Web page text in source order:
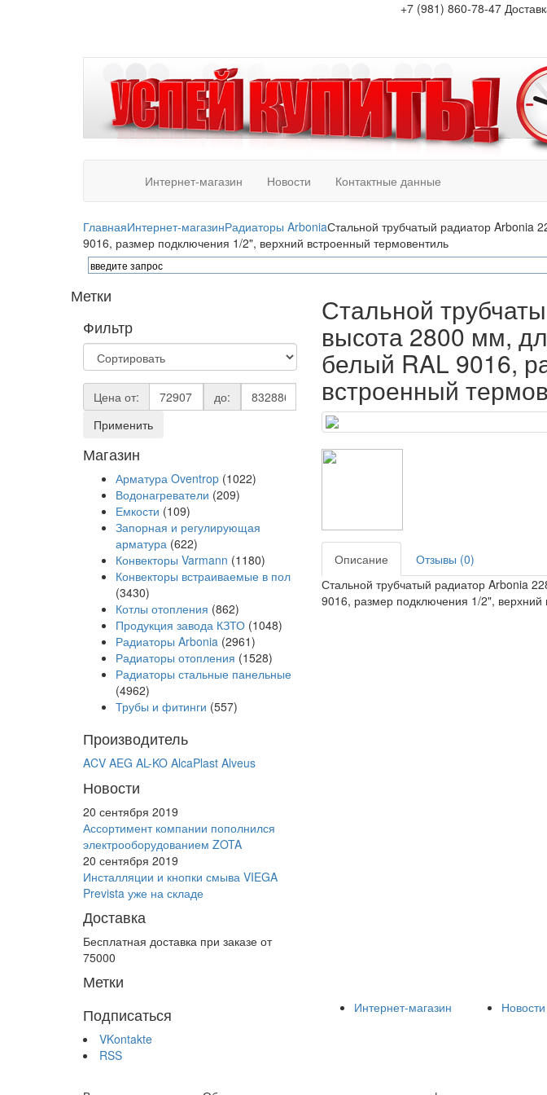
+7 (981) 860-78-47
Интернет-магазин Новости Контактные данные
ГлавнаяИнтернет-магазинРадиаторы ArboniaСтальной трубчатый радиатор
9016, размер подключения 1/2", верхний встроенный термовентиль
Метки
Фильтр
Цена от:
до:
Применить
Магазин
Арматура Oventrop (1022)
Водонагреватели (209)
Емкости (109)
Запорная и регулирующая
арматура (622)
Конвекторы Varmann (1180)
Конвекторы встраиваемые в пол
(3430)
Котлы отопления (862)
Продукция завода КЗТО (1048)
Радиаторы Arbonia (2961)
Радиаторы отопления (1528)
Радиаторы стальные панельные
(4962)
Трубы и фитинги (557)
Производитель
ACV AEG AL-KO AlcaPlast Alveus
Новости
20 сентября 2019
Ассортимент компании пополнился
электрооборудованием ZOTA
20 сентября 2019
Инсталляции и кнопки смыва VIEGA
Prevista уже на складе
Доставка
Бесплатная доставка при заказе от
75000
Метки
Стальной
высота 2800 мм,
белый RAL 9016,
встроенный
Описание
Отзывы (0)
Стальной трубчатый радиатор Arbonia
9016, размер подключения 1/2", верхний
Подписаться
VKontakte
RSS
Интернет-магазин Новости